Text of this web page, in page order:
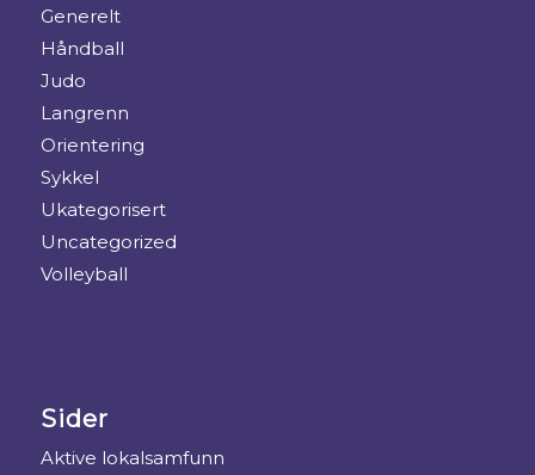
Generelt
Håndball
Judo
Langrenn
Orientering
Sykkel
Ukategorisert
Uncategorized
Volleyball
Sider
Aktive lokalsamfunn